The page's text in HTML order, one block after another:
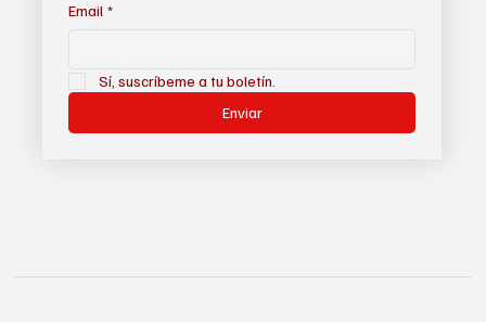
Email *
Sí, suscríbeme a tu boletín.
Enviar